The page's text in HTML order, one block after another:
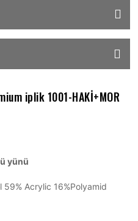
iplik 1001-HAKİ+MOR
yünü
59% Acrylic 16%Polyamid